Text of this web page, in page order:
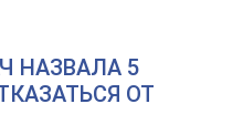
НАЗВАЛА 5
ОТ